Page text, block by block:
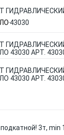
43030
43030 АРТ.
43030 АРТ.
3т,